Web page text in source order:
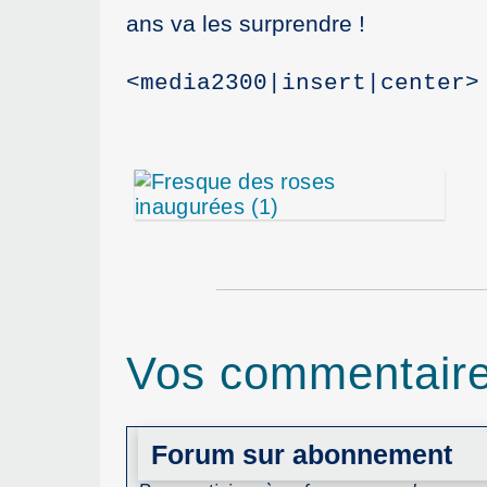
ans va les surprendre !
<media2300|insert|center>
Vos
Forum sur abonnement